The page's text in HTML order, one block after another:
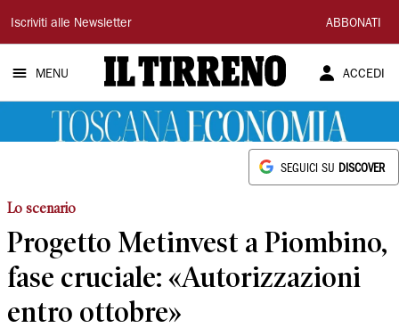
Il
Tirreno
Iscriviti alle Newsletter ABBONATI
MENU ACCEDI
SEGUICI SU DISCOVER
Lo scenario
Progetto Metinvest a Piombino,
fase cruciale: «Autorizzazioni
entro ottobre»